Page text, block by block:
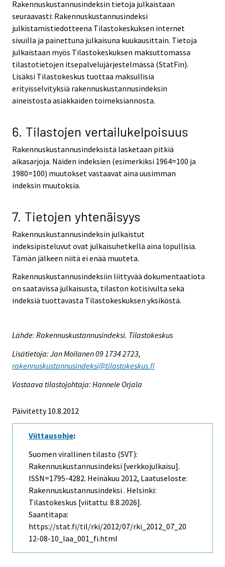
Rakennuskustannusindeksin tietoja julkaistaan
seuraavasti: Rakennuskustannusindeksi
julkistamistiedotteena Tilastokeskuksen internet
sivuilla ja painettuna julkaisuna kuukausittain. Tietoja
julkaistaan myös Tilastokeskuksen maksuttomassa
tilastotietojen itsepalvelujärjestelmässä (StatFin).
Lisäksi Tilastokeskus tuottaa maksullisia
erityisselvityksiä rakennuskustannusindeksin
aineistosta asiakkaiden toimeksiannosta.
6. Tilastojen vertailukelpoisuus
Rakennuskustannusindeksistä lasketaan pitkiä
aikasarjoja. Näiden indeksien (esimerkiksi 1964=100 ja
1980=100) muutokset vastaavat aina uusimman
indeksin muutoksia.
7. Tietojen yhtenäisyys
Rakennuskustannusindeksin julkaistut
indeksipisteluvut ovat julkaisuhetkellä aina lopullisia.
Tämän jälkeen niitä ei enää muuteta.
Rakennuskustannusindeksiin liittyvää dokumentaatiota
on saatavissa julkaisusta, tilaston kotisivulta sekä
indeksiä tuottavasta Tilastokeskuksen yksiköstä.
Lähde: Rakennuskustannusindeksi. Tilastokeskus
Lisätietoja: Jan Moilanen 09 1734 2723,
rakennuskustannusindeksi@tilastokeskus.fi
Vastaava tilastojohtaja: Hannele Orjala
Päivitetty 10.8.2012
Viittausohje:
Suomen virallinen tilasto (SVT):
Rakennuskustannusindeksi [verkkojulkaisu].
ISSN=1795-4282. Heinäkuu 2012, Laatuseloste:
Rakennuskustannusindeksi . Helsinki:
Tilastokeskus [viitattu: 8.8.2026].
Saantitapa:
https://stat.fi/til/rki/2012/07/rki_2012_07_20
12-08-10_laa_001_fi.html